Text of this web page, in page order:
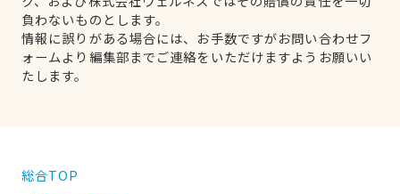
負わないものとします。
情報に誤りがある場合には、お手数ですがお問い合わせフ
ォームより編集部までご連絡をいただけますようお願いい
たします。
総合TOP